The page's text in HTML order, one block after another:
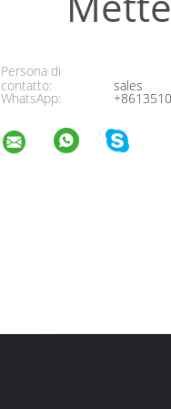
Persona di
contatto:
sales
WhatsApp: